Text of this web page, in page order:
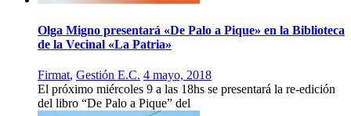
Olga Migno presentará «De Palo a Pique» en la Biblioteca
de la Vecinal «La Patria»
Firmat, Gestión E.C. 4 mayo, 2018
El próximo miércoles 9 a las 18hs se presentará la re-edición
del libro “De Palo a Pique” del